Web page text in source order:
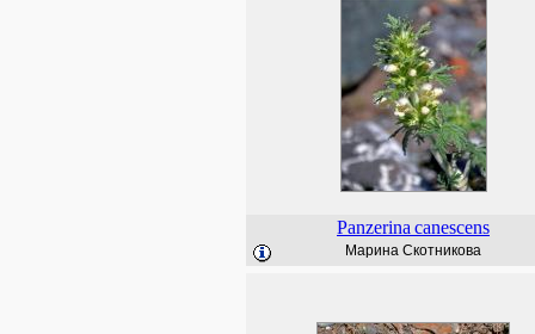
Panzerina canescens
Марина Скотникова